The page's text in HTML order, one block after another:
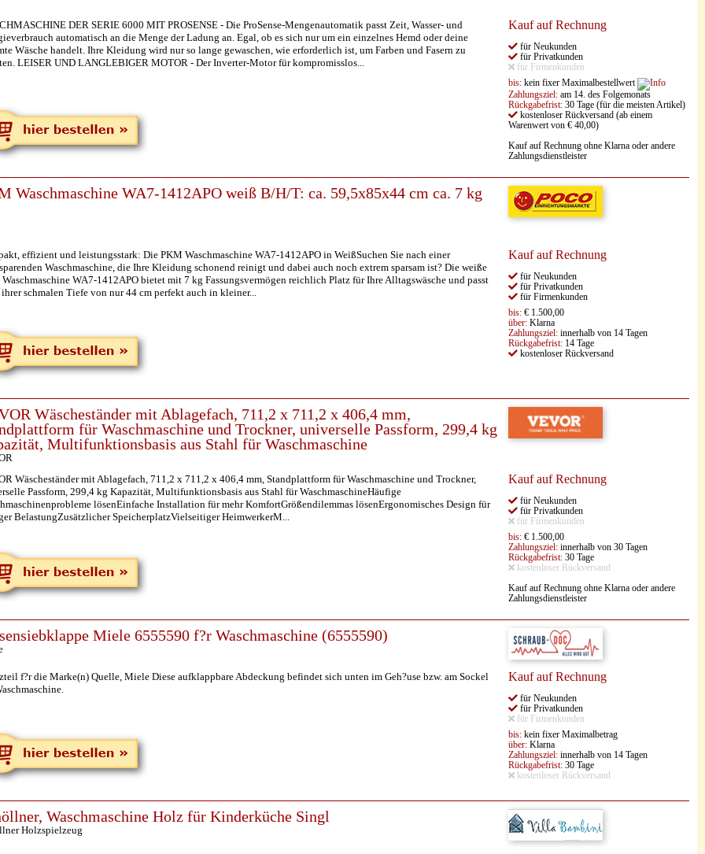
DER SERIE 6000 MIT PROSENSE - Die ProSense-Mengenautomatik passt Zeit, Wasser- und
automatisch an die Menge der Ladung an. Egal, ob es sich nur um ein einzelnes Hemd oder deine
Wäsche handelt. Ihre Kleidung wird nur so lange gewaschen, wie erforderlich ist, um Farben und Fasern zu
LEISER UND LANGLEBIGER MOTOR - Der Inverter-Motor für kompromisslos...
Kauf auf Rechnung
für Neukunden
für Privatkunden
für Firmenkunden
bis: kein fixer Maximalbestellwert
Zahlungsziel: am 14. des Folgemonats
Rückgabefrist: 30 Tage (für die meisten Artikel)
kostenloser Rückversand (ab einem
Warenwert von € 40,00)
Kauf auf Rechnung ohne Klarna oder andere
Zahlungsdienstleister
Waschmaschine WA7-1412APO weiß B/H/T: ca. 59,5x85x44 cm ca. 7 kg
effizient und leistungsstark: Die PKM Waschmaschine WA7-1412APO in WeißSuchen Sie nach einer
Waschmaschine, die Ihre Kleidung schonend reinigt und dabei auch noch extrem sparsam ist? Die weiße
WA7-1412APO bietet mit 7 kg Fassungsvermögen reichlich Platz für Ihre Alltagswäsche und passt
schmalen Tiefe von nur 44 cm perfekt auch in kleiner...
Kauf auf Rechnung
für Neukunden
für Privatkunden
für Firmenkunden
bis: € 1.500,00
über: Klarna
Zahlungsziel: innerhalb von 14 Tagen
Rückgabefrist: 14 Tage
kostenloser Rückversand
Wäscheständer mit Ablagefach, 711,2 x 711,2 x 406,4 mm,
für Waschmaschine und Trockner, universelle Passform, 299,4 kg
Multifunktionsbasis aus Stahl für Waschmaschine
Wäscheständer mit Ablagefach, 711,2 x 711,2 x 406,4 mm, Standplattform für Waschmaschine und Trockner,
Passform, 299,4 kg Kapazität, Multifunktionsbasis aus Stahl für WaschmaschineHäufige
lösenEinfache Installation für mehr KomfortGrößendilemmas lösenErgonomisches Design für
BelastungZusätzlicher SpeicherplatzVielseitiger HeimwerkerM...
Kauf auf Rechnung
für Neukunden
für Privatkunden
für Firmenkunden
bis: € 1.500,00
Zahlungsziel: innerhalb von 30 Tagen
Rückgabefrist: 30 Tage
kostenloser Rückversand
Kauf auf Rechnung ohne Klarna oder andere
Zahlungsdienstleister
Miele 6555590 f?r Waschmaschine (6555590)
f?r die Marke(n) Quelle, Miele Diese aufklappbare Abdeckung befindet sich unten im Geh?use bzw. am Sockel
Kauf auf Rechnung
für Neukunden
für Privatkunden
für Firmenkunden
bis: kein fixer Maximalbetrag
über: Klarna
Zahlungsziel: innerhalb von 14 Tagen
Rückgabefrist: 30 Tage
kostenloser Rückversand
Waschmaschine Holz für Kinderküche Singl
Holzspielzeug